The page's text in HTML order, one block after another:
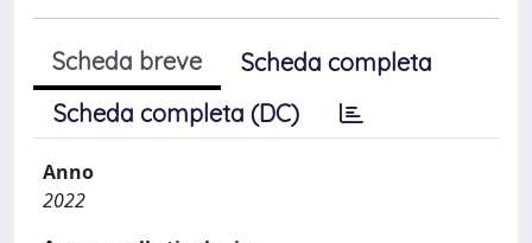
Scheda breve
Scheda completa
Scheda completa (DC)
Anno
2022